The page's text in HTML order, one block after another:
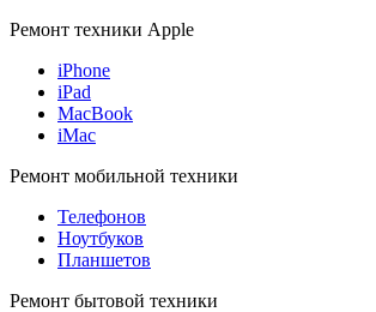
Ремонт техники Apple
iPhone
iPad
MacBook
iMac
Ремонт мобильной техники
Телефонов
Ноутбуков
Планшетов
Ремонт бытовой техники